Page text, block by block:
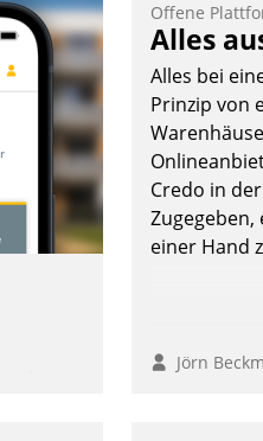
Offene
Alles
Alles bei
Prinzip von
Credo in
einer Hand
Jörn